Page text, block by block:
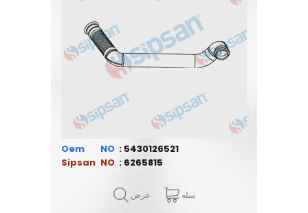
Oem
5430126521
Sipsan
6265815
عرض سله